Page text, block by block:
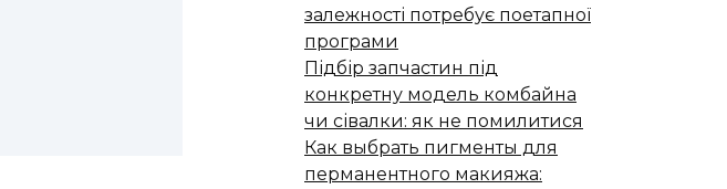
залежності потребує поетапної
програми
Підбір запчастин під
конкретну модель комбайна
чи сівалки: як не помилитися
Как выбрать пигменты для
перманентного макияжа: